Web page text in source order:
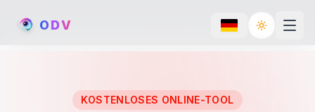
ODV Toggle
KOSTENLOSES ONLINE-TOOL